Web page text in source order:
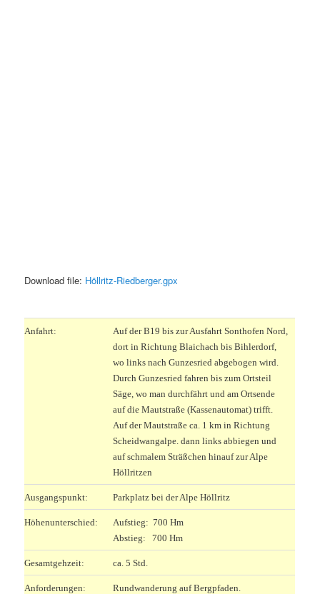
Download file: Höllritz-Riedberger.gpx
Anfahrt:
Auf der B19 bis zur Ausfahrt Sonthofen Nord,
dort in Richtung Blaichach bis Bihlerdorf,
wo links nach Gunzesried abgebogen wird.
Durch Gunzesried fahren bis zum Ortsteil
Säge, wo man durchfährt und am Ortsende
auf die Mautstraße (Kassenautomat) trifft.
Auf der Mautstraße ca. 1 km in Richtung
Scheidwangalpe. dann links abbiegen und
auf schmalem Sträßchen hinauf zur Alpe
Höllritzen
Ausgangspunkt: Parkplatz bei der Alpe Höllritz
Höhenunterschied:
Aufstieg: 700 Hm
Abstieg: 700 Hm
Gesamtgehzeit: ca. 5 Std.
Anforderungen:
Rundwanderung auf Bergpfaden.